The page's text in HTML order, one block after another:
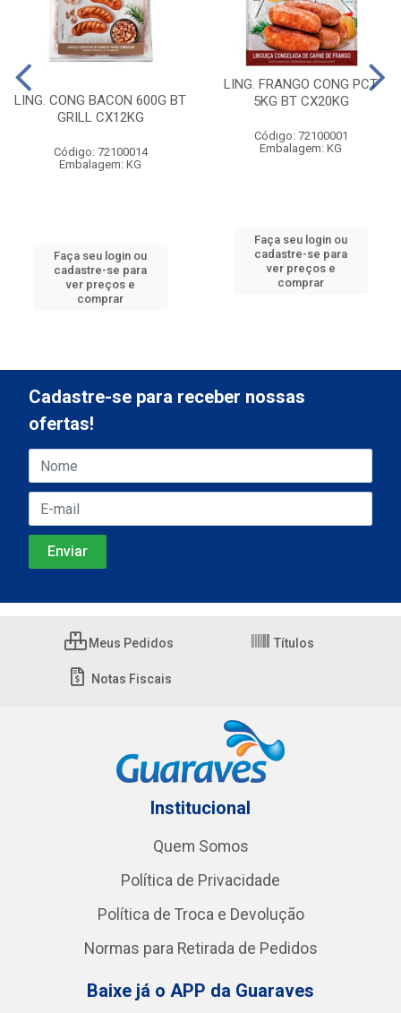
LING. CONG BACON 600G BT
GRILL CX12KG
Código: 72100014
Embalagem: KG
Faça seu login ou
cadastre-se para
ver preços e
comprar
LING. FRANGO CONG PCT
5KG BT CX20KG
Código: 72100001
Embalagem: KG
Faça seu login ou
cadastre-se para
ver preços e
comprar
Cadastre-se para receber nossas
ofertas!
Meus Pedidos Títulos
Notas Fiscais
Institucional
Quem Somos
Política de Privacidade
Política de Troca e Devolução
Normas para Retirada de Pedidos
Baixe já o APP da Guaraves